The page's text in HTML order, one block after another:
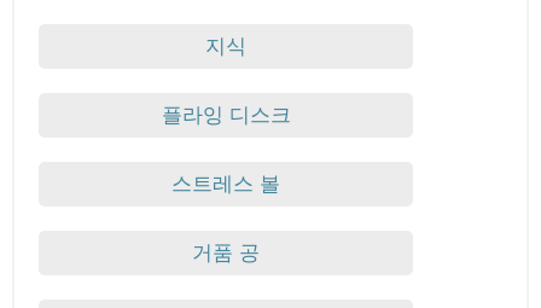
지식
플라잉 디스크
스트레스 볼
거품 공